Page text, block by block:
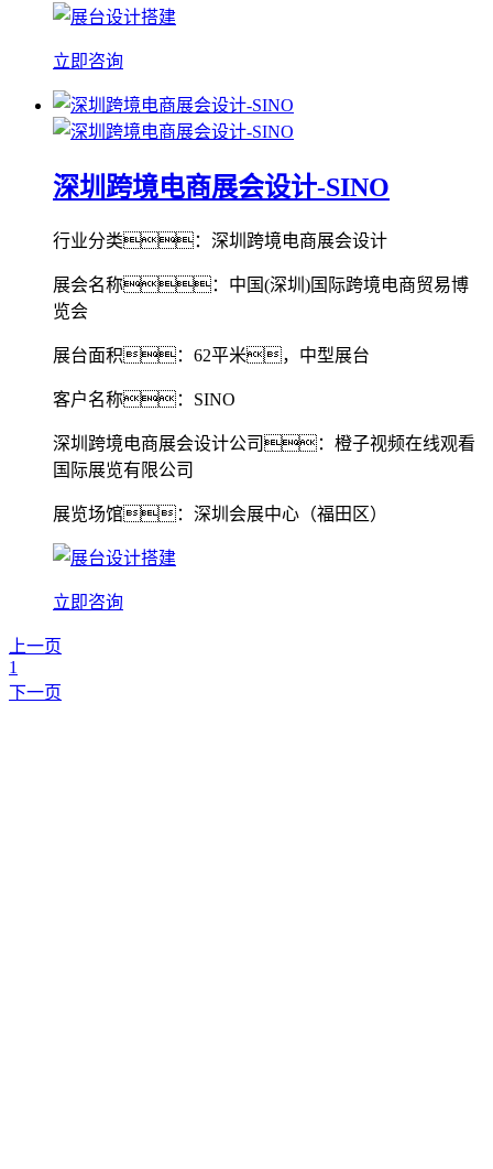
立即咨询
深圳跨境电商展会设计-SINO
行业分类：深圳跨境电商展会设计
展会名称：中国(深圳)国际跨境电商贸易博
览会
展台面积：62平米，中型展台
客户名称：SINO
深圳跨境电商展会设计公司：橙子视频在线观看
国际展览有限公司
展览场馆：深圳会展中心（福田区）
立即咨询
上一页
1
下一页